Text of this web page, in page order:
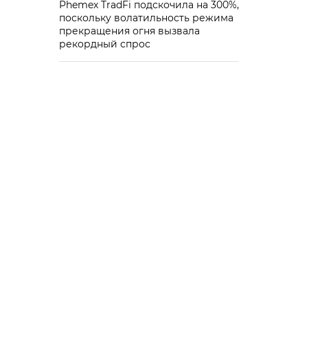
Phemex TradFi подскочила на 300%,
поскольку волатильность режима
прекращения огня вызвала
рекордный спрос